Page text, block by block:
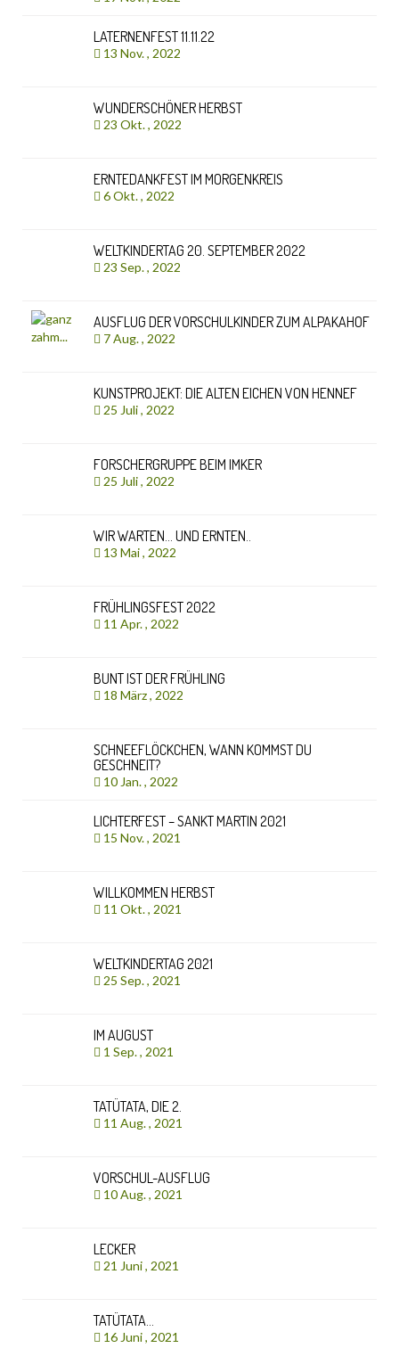
LATERNENFEST 11.11.22
13 Nov. , 2022
WUNDERSCHÖNER HERBST
23 Okt. , 2022
ERNTEDANKFEST IM MORGENKREIS
6 Okt. , 2022
WELTKINDERTAG 20. SEPTEMBER 2022
23 Sep. , 2022
AUSFLUG DER VORSCHULKINDER ZUM ALPAKAHOF
7 Aug. , 2022
KUNSTPROJEKT: DIE ALTEN EICHEN VON HENNEF
25 Juli , 2022
FORSCHERGRUPPE BEIM IMKER
25 Juli , 2022
WIR WARTEN… UND ERNTEN..
13 Mai , 2022
FRÜHLINGSFEST 2022
11 Apr. , 2022
BUNT IST DER FRÜHLING
18 März , 2022
SCHNEEFLÖCKCHEN, WANN KOMMST DU
GESCHNEIT?
10 Jan. , 2022
LICHTERFEST – SANKT MARTIN 2021
15 Nov. , 2021
WILLKOMMEN HERBST
11 Okt. , 2021
WELTKINDERTAG 2021
25 Sep. , 2021
IM AUGUST
1 Sep. , 2021
TATÜTATA, DIE 2.
11 Aug. , 2021
VORSCHUL-AUSFLUG
10 Aug. , 2021
LECKER
21 Juni , 2021
TATÜTATA…
16 Juni , 2021